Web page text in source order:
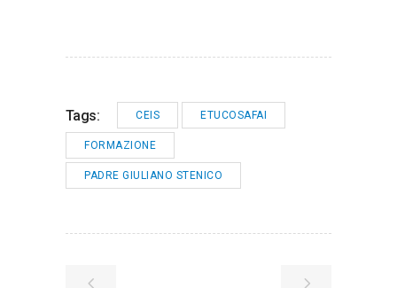
Tags: CEIS ETUCOSAFAI
FORMAZIONE
PADRE GIULIANO STENICO